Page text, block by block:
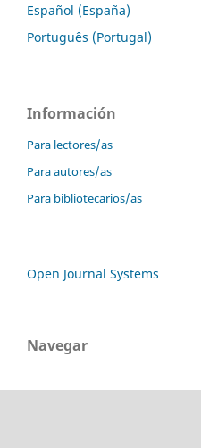
Español (España)
Português (Portugal)
Información
Para lectores/as
Para autores/as
Para bibliotecarios/as
Open Journal Systems
Navegar